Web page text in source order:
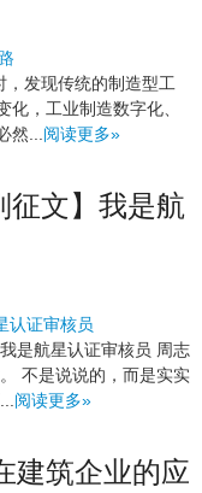
，发现传统的制造型工
，工业制造数字化、
然... 阅读更多»
征文】我是航
是航星认证审核员 周志
不是说说的，而是实实
阅读更多»
建筑企业的应